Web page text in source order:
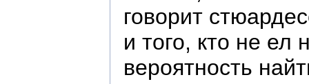
говорит
и того, кто не ел
вероятность